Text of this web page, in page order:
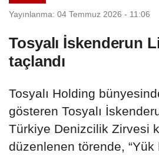
Yayınlanma: 04 Temmuz 2026 - 11:06
Tosyalı İskenderun
taçlandı
Tosyalı Holding
gösteren Tosyalı
Türkiye Denizcilik Zirvesi
düzenlenen törende,